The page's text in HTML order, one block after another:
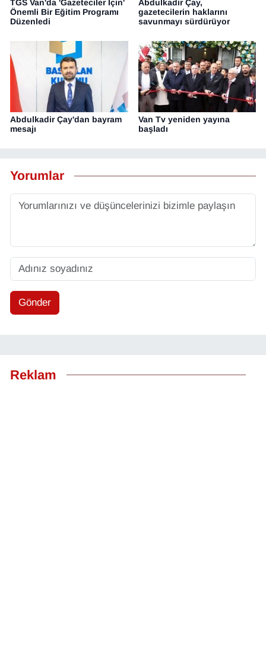
TGS Van'da 'Gazeteciler İçin'
Önemli Bir Eğitim Programı
Düzenledi
Abdulkadir Çay,
gazetecilerin haklarını
savunmayı sürdürüyor
Abdulkadir Çay'dan bayram
mesajı
Van Tv yeniden yayına
başladı
Yorumlar
Gönder
Reklam